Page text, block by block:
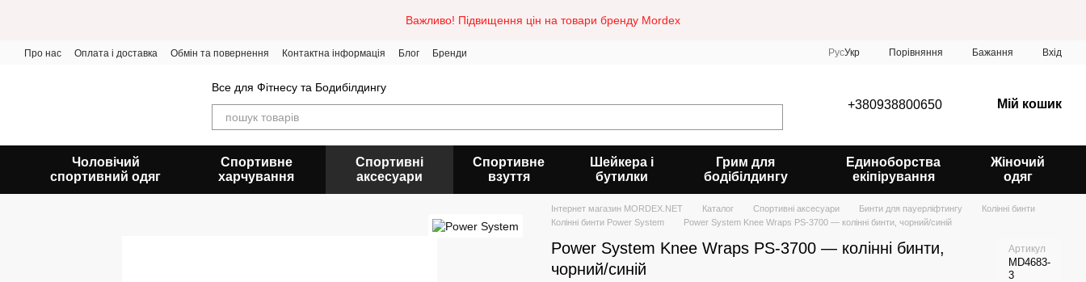
Важливо! Підвищення цін на товари бренду Mordex
Про нас Оплата і доставка Обмін та повернення Контактна інформація Блог Бренди РусУкр Порівняння Бажання Вхід
Все для Фітнесу та Бодибілдингу
+380938800650 Мій кошик
Чоловічий
спортивний одяг
Спортивне
харчування
Спортивні
аксесуари
Спортивне
взуття
Шейкера і
бутилки
Грим для
бодібілдингу
Единоборства
екіпірування
Жіночий
одяг
Інтернет магазин MORDEX.NET Каталог Спортивні аксесуари Бинти для пауерліфтингу
Колінні бинти
Колінні бинти Power System
Power System Knee Wraps PS-3700 — колінні бинти, чорний/синій
Power System Knee Wraps PS-3700 — колінні бинти,
чорний/синій
Артикул
MD4683-
3